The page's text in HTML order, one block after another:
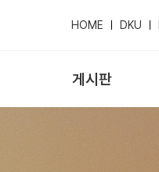
HOME DKU
게시판